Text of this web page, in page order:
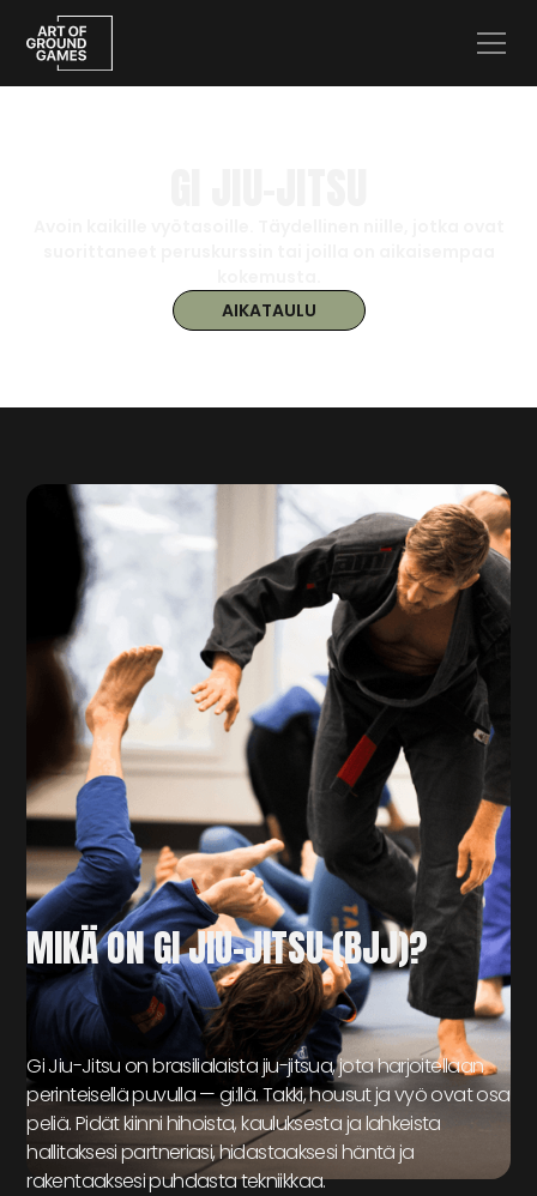
AIKATAULU
MIKÄ ON GI JIU-JITSU (BJJ)?
Gi Jiu-Jitsu on brasilialaista jiu-jitsua, jota harjoitellaan
perinteisellä puvulla — gi:llä. Takki, housut ja vyö ovat osa
peliä. Pidät kiinni hihoista, kauluksesta ja lahkeista
hallitaksesi partneriasi, hidastaaksesi häntä ja
rakentaaksesi puhdasta tekniikkaa.